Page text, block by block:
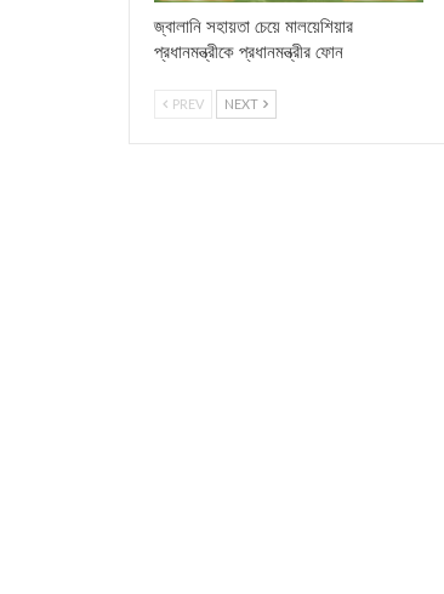
জ্বালানি সহায়তা চেয়ে মালয়েশিয়ার
প্রধানমন্ত্রীকে প্রধানমন্ত্রীর ফোন
PREV NEXT